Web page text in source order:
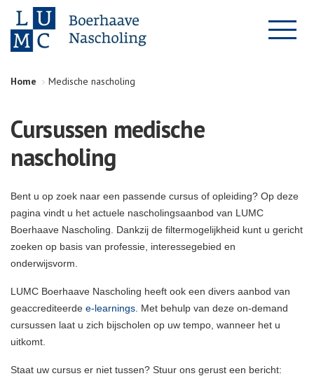
Home Medische nascholing
Cursussen medische
nascholing
Bent u op zoek naar een passende cursus of opleiding? Op deze
pagina vindt u het actuele nascholingsaanbod van LUMC
Boerhaave Nascholing. Dankzij de filtermogelijkheid kunt u gericht
zoeken op basis van professie, interessegebied en
onderwijsvorm.
LUMC Boerhaave Nascholing heeft ook een divers aanbod van
geaccrediteerde e-learnings . Met behulp van deze on-demand
cursussen laat u zich bijscholen op uw tempo, wanneer het u
uitkomt.
Staat uw cursus er niet tussen? Stuur ons gerust een bericht: